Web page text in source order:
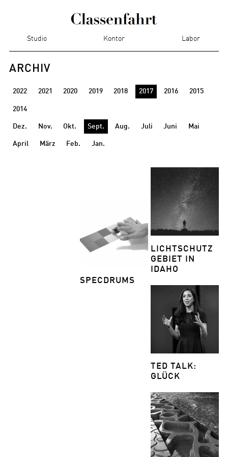
Studio Kontor Labor
ARCHIV
2022 2021 2020 2019 2018 2017 2016 2015
2014
Dez. Nov. Okt. Sept. Aug. Juli Juni Mai
April März Feb. Jan.
SPECDRUMS
LICHTSCHUTZ
GEBIET IN
IDAHO
TED TALK:
GLÜCK